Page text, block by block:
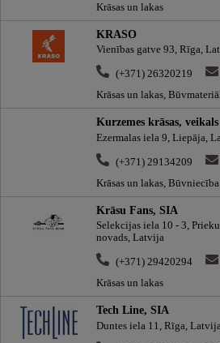
Krāsas un lakas
KRASO
Vienības gatve 93, Rīga,
(+371) 26320219
Krāsas un lakas,
Kurzemes krāsas,
Ezermalas iela 9, Liepāja,
(+371) 29134209
Krāsas un lakas, Būvniecība
Krāsu Fans, SIA
Selekcijas iela 10 - 3,
novads, Latvija
(+371) 29420294
Krāsas un lakas
Tech Line, SIA
Duntes iela 11, Rīga,